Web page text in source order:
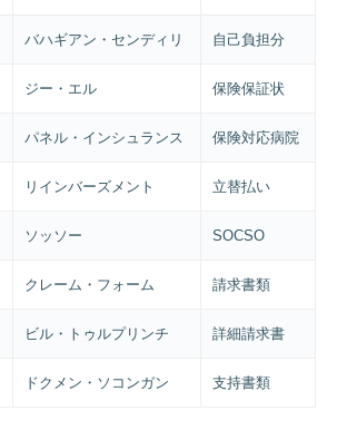
バハギアン・センディリ 自己負担分
ジー・エル 保険保証状
パネル・インシュランス 保険対応病院
リインバーズメント 立替払い
ソッソー SOCSO
クレーム・フォーム 請求書類
ビル・トゥルプリンチ 詳細請求書
ドクメン・ソコンガン 支持書類